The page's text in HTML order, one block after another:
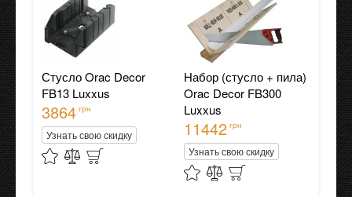
Стусло Orac Decor
FB13 Luxxus
3864 грн
Узнать свою скидку
Набор (стусло + пила)
Orac Decor FB300
Luxxus
11442 грн
Узнать свою скидку